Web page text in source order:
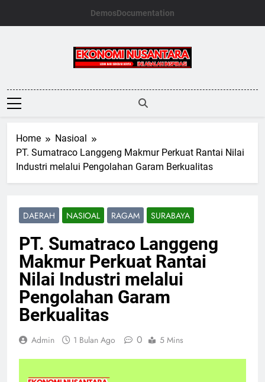
DemosDocumentation
Ekonomi
Nusantara
Home
Nasioal
PT. Sumatraco Langgeng Makmur Perkuat Rantai Nilai
Industri melalui Pengolahan Garam Berkualitas
DAERAH NASIOAL RAGAM SURABAYA
PT. Sumatraco Langgeng
Makmur Perkuat Rantai
Nilai Industri melalui
Pengolahan Garam
Berkualitas
Admin 1 Bulan Ago 0 5 Mins